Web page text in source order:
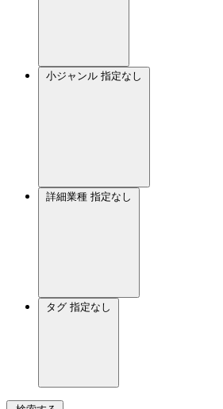
小ジャンル 指定なし
詳細業種 指定なし
タグ 指定なし